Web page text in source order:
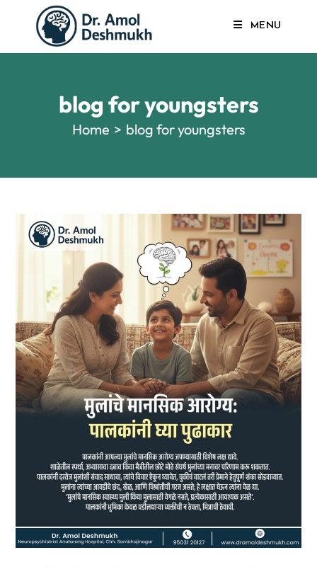
MENU
blog for youngsters
Home > blog for youngsters